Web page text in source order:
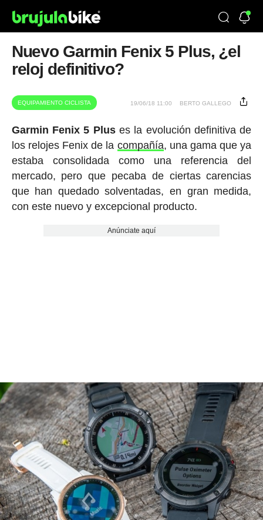
Nuevo Garmin Fenix 5 Plus, ¿el
reloj definitivo?
EQUIPAMIENTO CICLISTA 19/06/18 11:00 BERTO GALLEGO
Garmin Fenix 5 Pluses la evolución definitiva de
los relojes Fenix de la compañía, una gama que ya
estaba consolidada como una referencia del
mercado, pero que pecaba de ciertas carencias
que han quedado solventadas, en gran medida,
con este nuevo y excepcional producto.
Anúnciate aquí